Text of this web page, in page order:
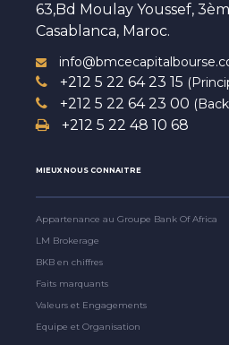
63,Bd Moulay Youssef,
Casablanca, Maroc.
+212 5 22 64 23 15
+212 5 22 64 23 00
+212 5 22 48 10 68
MIEUX NOUS CONNAITRE
Appartenance au Groupe Bank Of Africa
LM Brokerage
BKB en chiffres
Faits marquants
Valeurs et Engagements
Equipe et Organisation